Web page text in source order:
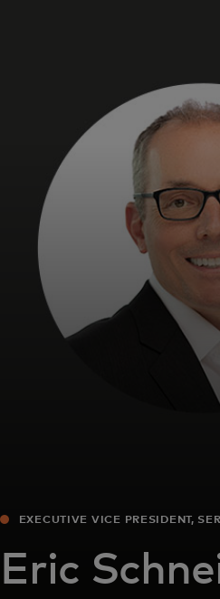
For bedrifter
For verden
For innovatører
Nyheter og
EXECUTIVE VICE PRESIDENT,
Eric